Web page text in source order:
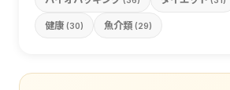
健康 (30) 魚介類 (29)